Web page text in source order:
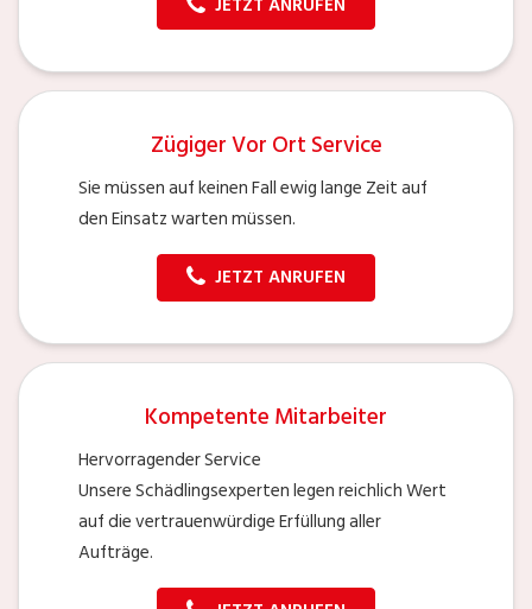
Zügiger Vor Ort Service
Sie müssen auf keinen Fall ewig lange Zeit auf
den Einsatz warten müssen.
JETZT ANRUFEN
Kompetente Mitarbeiter
Hervorragender Service
Unsere Schädlingsexperten legen reichlich Wert
auf die vertrauenwürdige Erfüllung aller
Aufträge.